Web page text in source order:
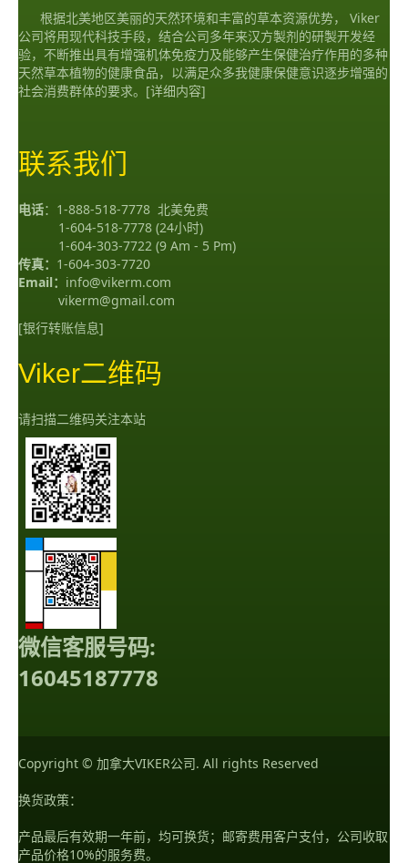
根据北美地区美丽的天然环境和丰富的草本资源优势， Viker
公司将用现代科技手段，结合公司多年来汉方製剂的研製开发经
验，不断推出具有增强机体免疫力及能够产生保健治疗作用的多种
天然草本植物的健康食品，以满足众多我健康保健意识逐步增强的
社会消费群体的要求。 [详细内容]
联系我们
电话： 1-888-518-7778 北美免费
1-604-518-7778 (24小时)
1-604-303-7722 (9 Am - 5 Pm)
传真： 1-604-303-7720
Email： info@vikerm.com
vikerm@gmail.com
[银行转账信息]
Viker二维码
请扫描二维码关注本站
微信客服号码:
16045187778
Copyright © 加拿大VIKER公司. All rights Reserved
换货政策：
产品最后有效期一年前，均可换货；邮寄费用客户支付，公司收取
产品价格10%的服务费。